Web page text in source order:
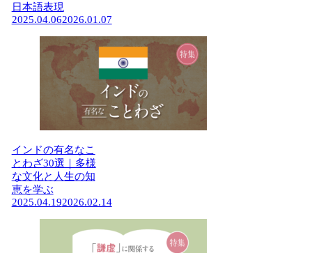
日本語表現
2025.04.062026.01.07
インドの有名なこ
とわざ30選｜多様
な文化と人生の知
恵を学ぶ
2025.04.192026.02.14